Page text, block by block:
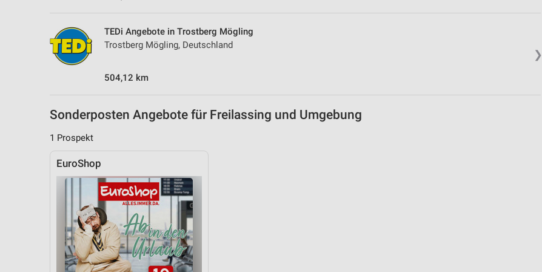
❯
TEDi Angebote in Trostberg Mögling
Trostberg Mögling, Deutschland
504,12 km
Sonderposten Angebote für Freilassing und Umgebung
1 Prospekt
EuroShop